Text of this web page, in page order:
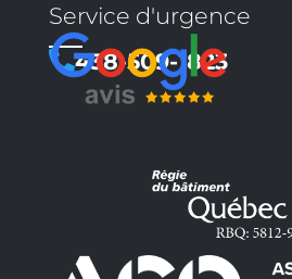
Service d'urgence
438-509-1823